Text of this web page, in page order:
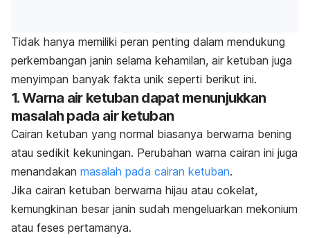
Tidak hanya memiliki peran penting dalam mendukung
perkembangan janin selama kehamilan, air ketuban juga
menyimpan banyak fakta unik seperti berikut ini.
1. Warna air ketuban dapat menunjukkan
masalah pada air ketuban
Cairan ketuban yang normal biasanya berwarna bening
atau sedikit kekuningan. Perubahan warna cairan ini juga
menandakan masalah pada cairan ketuban.
Jika cairan ketuban berwarna hijau atau cokelat,
kemungkinan besar janin sudah mengeluarkan mekonium
atau feses pertamanya.